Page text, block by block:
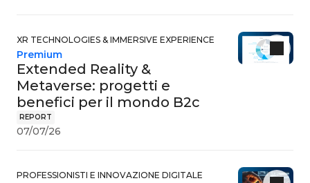
XR TECHNOLOGIES & IMMERSIVE EXPERIENCE
REPORT
Extended Reality &
Metaverse: progetti e
benefici per il mondo B2c
Premium
07/07/26
PROFESSIONISTI E INNOVAZIONE DIGITALE